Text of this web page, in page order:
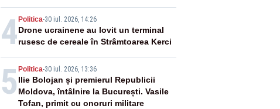
4 Politica-30 iul. 2026, 14:26
Drone ucrainene au lovit un terminal
rusesc de cereale în Strâmtoarea Kerci
5 Politica-30 iul. 2026, 13:36
Ilie Bolojan și premierul Republicii
Moldova, întâlnire la București. Vasile
Tofan, primit cu onoruri militare